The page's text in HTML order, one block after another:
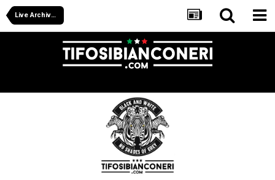
Live Archive Juventus Women 2025/26